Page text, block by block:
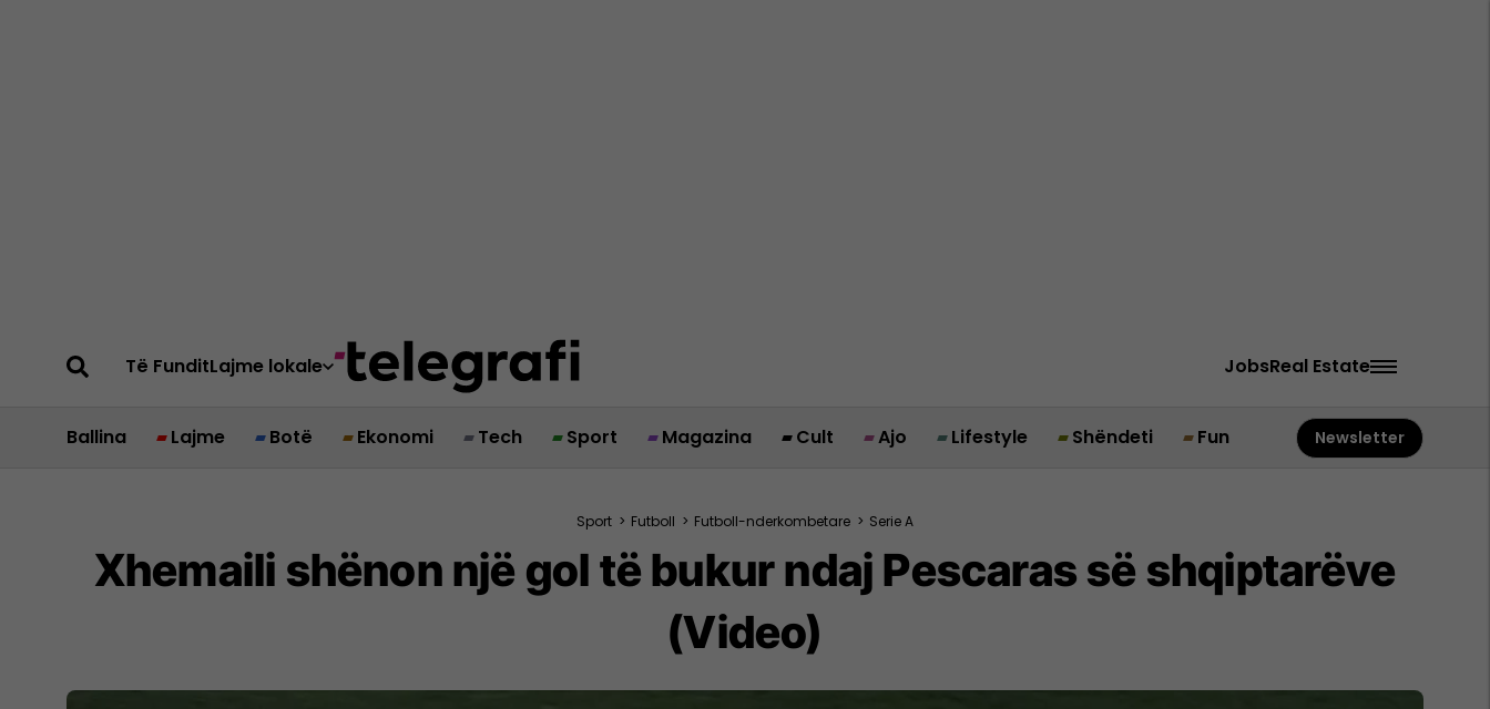
Të FunditLajme lokale JobsReal Estate
Ballina Lajme Botë Ekonomi Tech Sport Magazina Cult Ajo Lifestyle Shëndeti Fun Newsletter
Sport > Futboll > Futboll-nderkombetare > Serie A
Xhemaili shënon një gol të bukur ndaj Pescaras së shqiptarëve
(Video)